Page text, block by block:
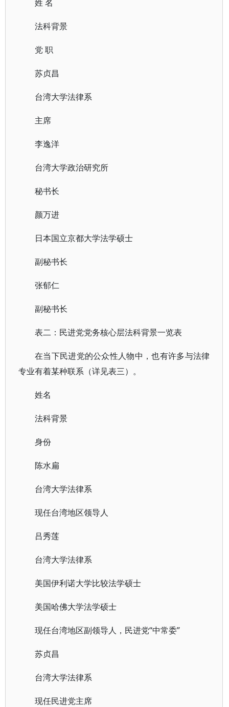
姓 名
法科背景
党 职
苏贞昌
台湾大学法律系
主席
李逸洋
台湾大学政治研究所
秘书长
颜万进
日本国立京都大学法学硕士
副秘书长
张郁仁
副秘书长
表二：民进党党务核心层法科背景一览表
在当下民进党的公众性人物中，也有许多与法律
专业有着某种联系（详见表三）。
姓名
法科背景
身份
陈水扁
台湾大学法律系
现任台湾地区领导人
吕秀莲
台湾大学法律系
美国伊利诺大学比较法学硕士
美国哈佛大学法学硕士
现任台湾地区副领导人，民进党“中常委”
苏贞昌
台湾大学法律系
现任民进党主席